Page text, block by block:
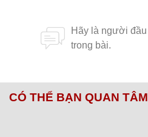
CÓ THỂ BẠN QUAN TÂM